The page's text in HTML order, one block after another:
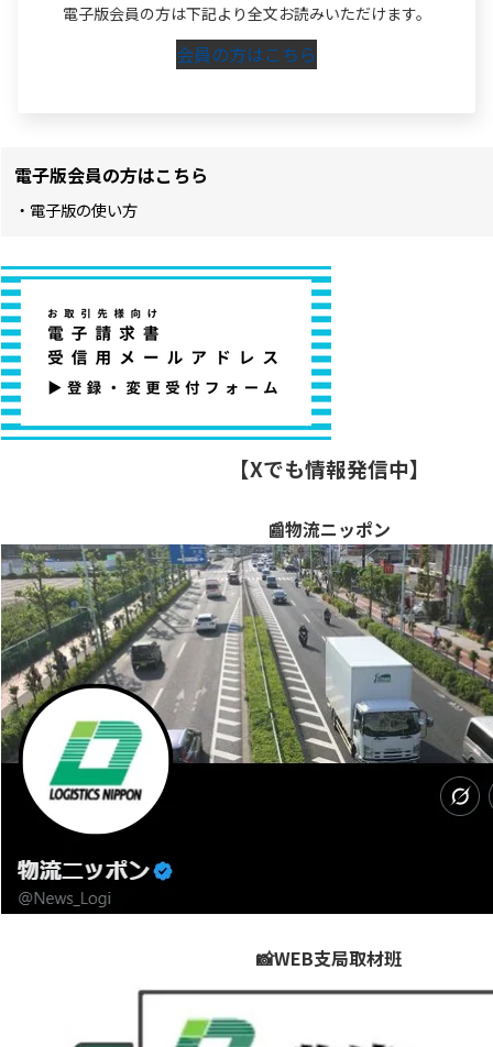
電子版会員の方は下記より全文お読みいただけます。
会員の方はこちら
電子版会員の方はこちら
・電子版の使い方
【Xでも情報発信中】
📰物流ニッポン
📸WEB支局取材班